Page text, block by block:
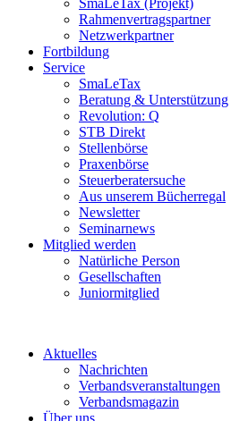
SmaLeTax (Projekt)
Rahmenvertragspartner
Netzwerkpartner
Fortbildung
Service
SmaLeTax
Beratung & Unterstützung
Revolution: Q
STB Direkt
Stellenbörse
Praxenbörse
Steuerberatersuche
Aus unserem Bücherregal
Newsletter
Seminarnews
Mitglied werden
Natürliche Person
Gesellschaften
Juniormitglied
Aktuelles
Nachrichten
Verbandsveranstaltungen
Verbandsmagazin
Über uns